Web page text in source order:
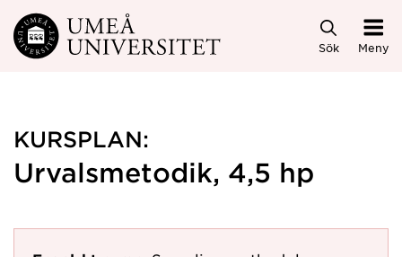
Hoppa direkt till innehållet
Sök Meny
KURSPLAN:
Urvalsmetodik, 4,5 hp